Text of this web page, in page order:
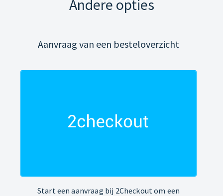
Andere opties
Aanvraag van een besteloverzicht
Start een aanvraag bij 2Checkout om een